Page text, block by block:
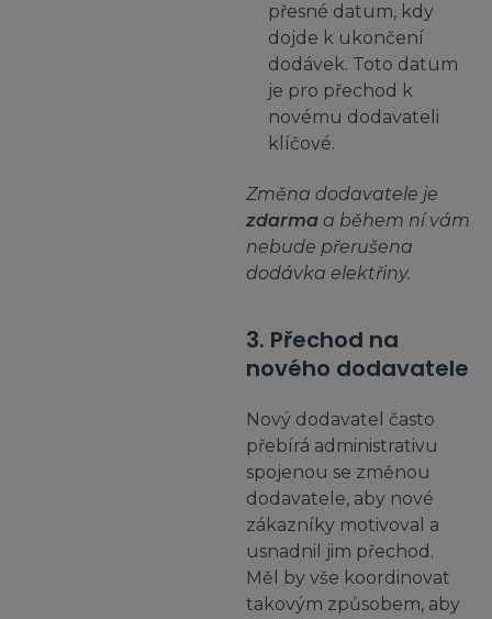
přesné datum, kdy
dojde k ukončení
dodávek. Toto datum
je pro přechod k
novému dodavateli
klíčové.
Změna dodavatele je
zdarma a během ní vám
nebude přerušena
dodávka elektřiny.
3. Přechod na
nového dodavatele
Nový dodavatel často
přebírá administrativu
spojenou se změnou
dodavatele, aby nové
zákazníky motivoval a
usnadnil jim přechod.
Měl by vše koordinovat
takovým způsobem, aby